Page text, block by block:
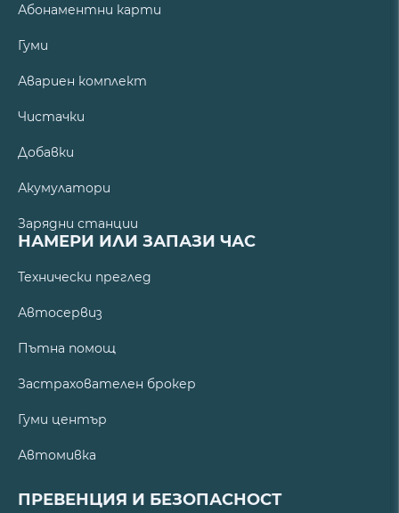
Абонаментни карти
Гуми
Авариен комплект
Чистачки
Добавки
Акумулатори
Зарядни станции
НАМЕРИ ИЛИ ЗАПАЗИ ЧАС
Технически преглед
Автосервиз
Пътна помощ
Застрахователен брокер
Гуми център
Автомивка
ПРЕВЕНЦИЯ И БЕЗОПАСНОСТ